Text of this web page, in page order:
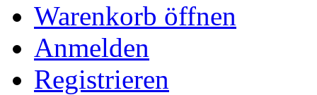
Warenkorb öffnen
Anmelden
Registrieren